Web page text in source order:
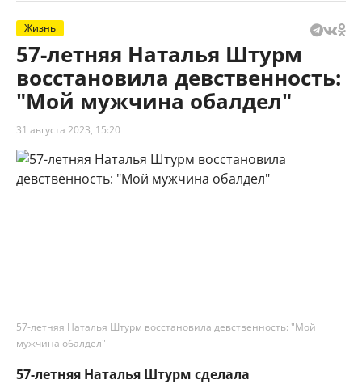
Жизнь
57-летняя Наталья Штурм
восстановила девственность:
"Мой мужчина обалдел"
31 августа 2023, 15:20
57-летняя Наталья Штурм восстановила девственность: "Мой
мужчина обалдел"
57-летняя Наталья Штурм сделала